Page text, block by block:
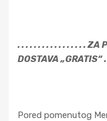
. . . . . . . . . . . . . . . . .
DOSTAVA „GRATIS“ .
Pored pomenutog